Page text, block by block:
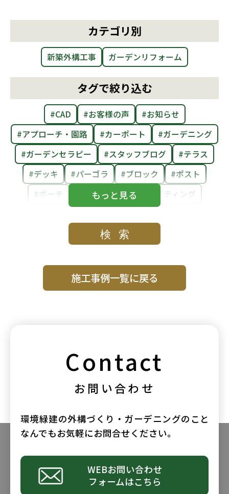
カテゴリ別
新築外構工事 ガーデンリフォーム
タグで絞り込む
#CAD #お客様の声
#お知らせ
#アプローチ・園路
#カーポート
#ガーデニング
#ガーデンセラピー
#スタッフブログ
#テラス
#デッキ
#パーゴラ #ブロック
#ポスト
#ポーチ
#メンテナンス
#ライティング
#物置・収納
#駐車場
施工事例一覧に戻る
Contact
お問い合わせ
環境緑建の外構づくり・ガーデニングのこと
なんでもお気軽にお問合せください。
WEBお問い合わせ
フォームはこちら